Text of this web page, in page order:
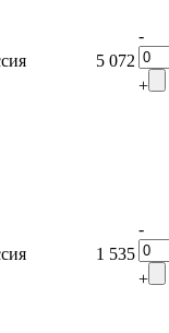
5 072
-
+
1 535
-
+